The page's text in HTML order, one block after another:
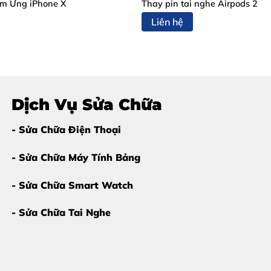
các dấu hiệu sau:
thuật viên sẽ tư vấn phương án phù hợp hơn để tránh
Series 7 Tại Thùy Trang
vẫn được khách hàng tin tưởng bởi những lý do sau:
Ứng iPhone X Thay pin tai nghe Airpods 2
Liên hệ
Dịch Vụ Sửa Chữa
- Sửa Chữa Điện Thoại
- Sửa Chữa Máy Tính Bảng
- Sửa Chữa Smart Watch
- Sửa Chữa Tai Nghe